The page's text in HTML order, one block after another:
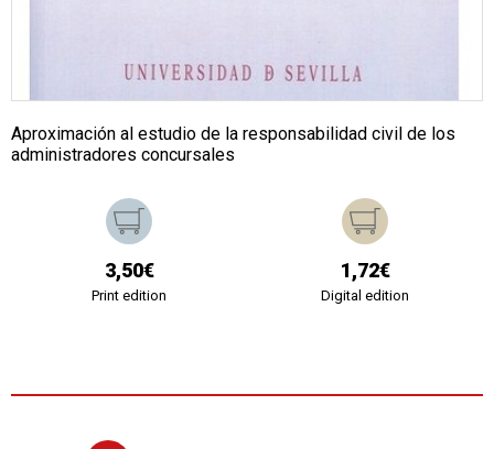
Aproximación al estudio de la responsabilidad civil de los
administradores concursales
3,50€
Print edition
1,72€
Digital edition